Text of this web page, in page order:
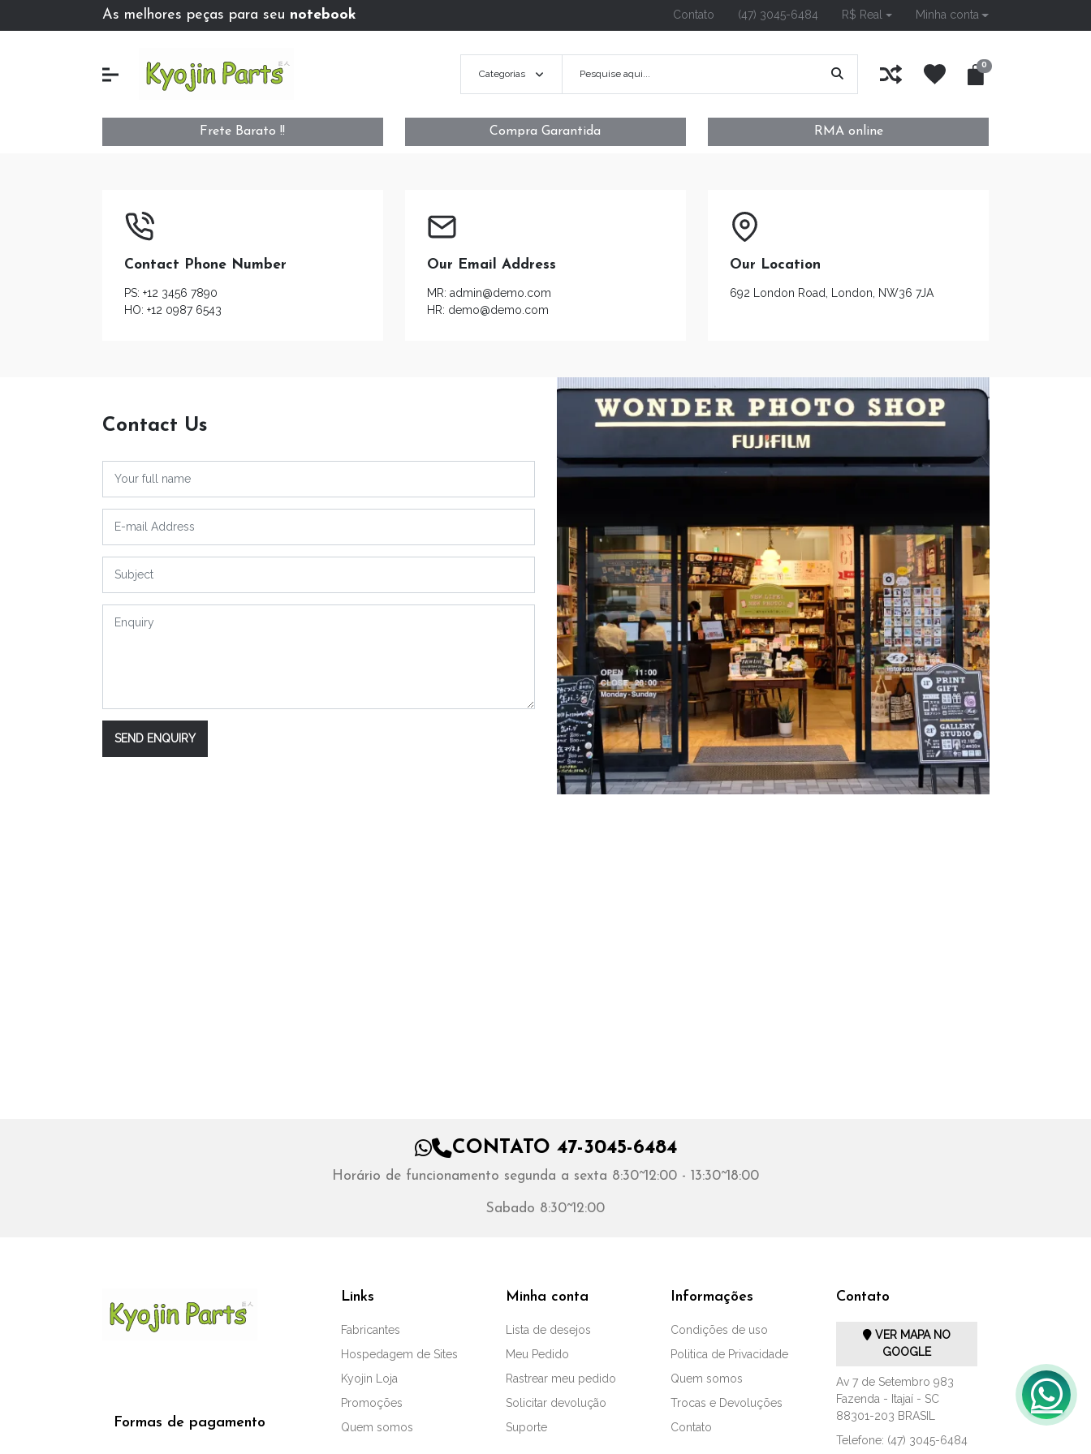
As melhores peças para seu notebook Contato (47) 3045-6484 R$ Real Minha conta
Categorias
0
Frete Barato !! Compra Garantida RMA online
Contact Phone Number
PS: +12 3456 7890
HO: +12 0987 6543
Our Email Address
MR: admin@demo.com
HR: demo@demo.com
Our Location
692 London Road, London, NW36 7JA
Contact Us
SEND ENQUIRY
CONTATO 47-3045-6484
Horário de funcionamento segunda a sexta 8:30~12:00 - 13:30~18:00
Sabado 8:30~12:00
Formas de pagamento
Links
Fabricantes
Hospedagem de Sites
Kyojin Loja
Promoções
Quem somos
Minha conta
Lista de desejos
Meu Pedido
Rastrear meu pedido
Solicitar devolução
Suporte
Informações
Condições de uso
Politica de Privacidade
Quem somos
Trocas e Devoluções
Contato
Contato
VER MAPA NO
GOOGLE
Av 7 de Setembro 983
Fazenda - Itajaí - SC
88301-203 BRASIL
Telefone: (47) 3045-6484